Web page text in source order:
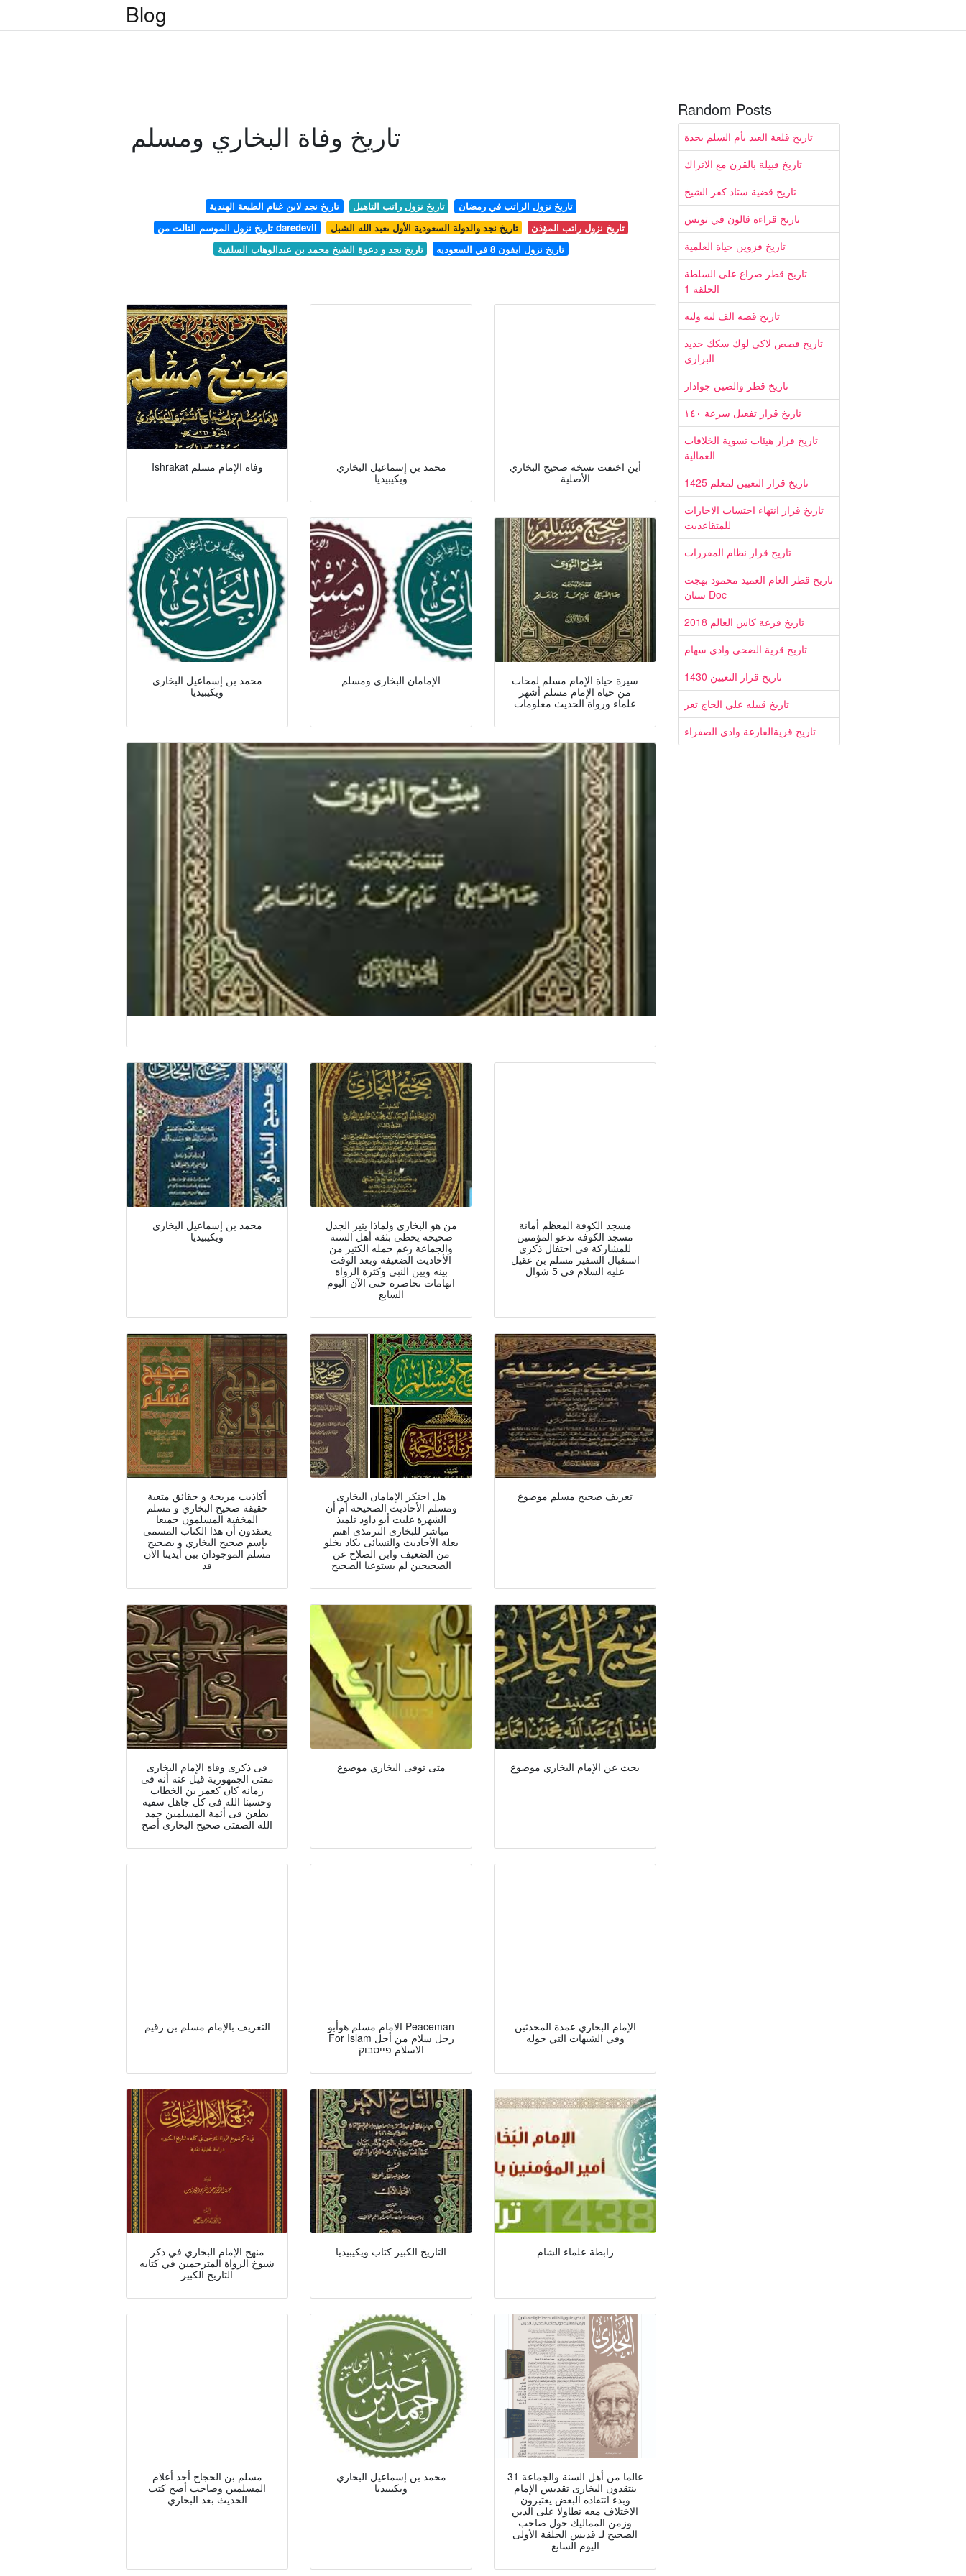
Blog
تاريخ وفاة البخاري ومسلم
تاريخ نجد لابن غنام الطبعة الهندية تاريخ نزول راتب التاهيل
تاريخ نزول الراتب في رمضان
تاريخ نزول الموسم التالت من daredevil
تاريخ نجد والدولة السعودية الأول ىعبد الله الشبل
تاريخ نزول راتب المؤذن
تاريخ نجد و دعوة الشيخ محمد بن عبدالوهاب السلفية
تاريخ نزول ايفون 8 في السعوديه
Ishrakat وفاة الإمام مسلم
محمد بن إسماعيل البخاري
ويكيبيديا
أين اختفت نسخة صحيح البخاري
الأصلية
محمد بن إسماعيل البخاري
ويكيبيديا
الإمامان البخاري ومسلم
سيرة حياة الإمام مسلم لمحات
من حياة الإمام مسلم أشهر
علماء ورواة الحديث معلومات
محمد بن إسماعيل البخاري
ويكيبيديا
من هو البخارى ولماذا يثير الجدل
صحيحه يحظى بثقة أهل السنة
والجماعة رغم حمله الكثير من
الأحاديث الضعيفة وبعد الوقت
بينه وبين النبى وكثرة الرواة
اتهامات تحاصره حتى الآن اليوم
السابع
مسجد الكوفة المعظم أمانة
مسجد الكوفة تدعو المؤمنين
للمشاركة في احتفال ذكرى
استقبال السفير مسلم بن عقيل
عليه السلام في 5 شوال
أكاذيب مريحة و حقائق متعبة
حقيقة صحيح البخاري و مسلم
المخفية المسلمون جميعا
يعتقدون أن هذا الكتاب المسمى
بإسم صحيح البخاري و بصحيح
مسلم الموجودان بين أيدينا الان
قد
هل احتكر الإمامان البخارى
ومسلم الأحاديث الصحيحة أم أن
الشهرة غلبت أبو داود تلميذ
مباشر للبخارى الترمذى اهتم
بعلة الأحاديث والنسائى يكاد يخلو
من الضعيف وابن الصلاح عن
الصحيحين لم يستوعبا الصحيح
تعريف صحيح مسلم موضوع
فى ذكرى وفاة الإمام البخارى
مفتى الجمهورية قيل عنه أنه فى
زمانه كان كعمر بن الخطاب
وحسبنا الله فى كل جاهل سفيه
يطعن فى أئمة المسلمين حمد
الله الصفتى صحيح البخارى أصح
متى توفى البخاري موضوع بحث عن الإمام البخاري موضوع
التعريف بالإمام مسلم بن رقيم
الامام مسلم هوأبو Peaceman
For Islam رجل سلام من أجل
الاسلام פייסבוק
الإمام البخاري عمدة المحدثين
وفي الشبهات التي حوله
منهج الإمام البخاري في ذكر
شيوخ الرواة المترجمين في كتابه
التاريخ الكبير
التاريخ الكبير كتاب ويكيبيديا رابطة علماء الشام
مسلم بن الحجاج أحد أعلام
المسلمين وصاحب أصح كتب
الحديث بعد البخاري
محمد بن إسماعيل البخاري
ويكيبيديا
31 عالما من أهل السنة والجماعة
ينتقدون البخارى تقديس الإمام
وبدء انتقاده البعض يعتبرون
الاختلاف معه تطاولا على الدين
وزمن المماليك حول صاحب
الصحيح لـ قديس الحلقة الأولى
اليوم السابع
Random Posts
تاريخ قلعة العبد بأم السلم بجدة
تاريخ قبيلة بالقرن مع الاتراك
تاريخ قضية ستاد كفر الشيخ
تاريخ قراءة قالون في تونس
تاريخ قزوين حياة العلمية
تاريخ قطر صراع على السلطة
الحلقة 1
تاريخ قصه الف ليه وليه
تاريخ قصص لاكي لوك سكك حديد
البراري
تاريخ قطر والصين جوادار
تاريخ قرار تفعيل سرعة ١٤٠
تاريخ قرار هيئات تسوية الخلافات
العمالية
تاريخ قرار التعيين لمعلم 1425
تاريخ قرار انتهاء احتساب الاجازات
للمتقاعديت
تاريخ قرار نظام المقررات
تاريخ قطر العام العميد محمود بهجت
سنان Doc
تاريخ قرعة كاس العالم 2018
تاريخ قرية الضحي وادي سهام
تاريخ قرار التعيين 1430
تاريخ قبيله علي الحاج تعز
تاريخ قريةالفارعة وادي الصفراء